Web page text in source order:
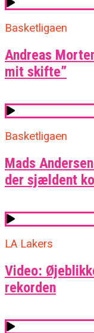
Basketligaen
Andreas
mit skifte”
Basketligaen
Mads
der sjældent
LA Lakers
Video:
rekorden